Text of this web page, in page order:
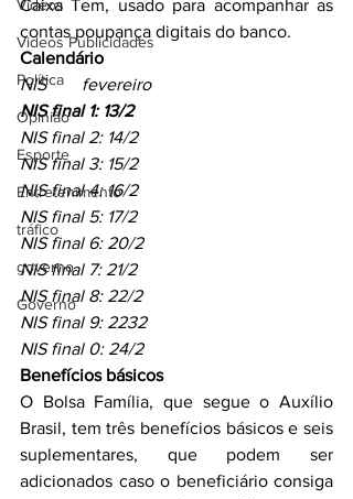
Videos
Videos Publicidades
Política
Opinião
Esporte
Entretenimento
tráfico
governo
Governo
Caixa Tem, usado para acompanhar as
contas poupança digitais do banco.
Calendário
NIS        fevereiro
NIS final 1: 13/2
NIS final 2: 14/2
NIS final 3: 15/2
NIS final 4: 16/2
NIS final 5: 17/2
NIS final 6: 20/2
NIS final 7: 21/2
NIS final 8: 22/2
NIS final 9: 2232
NIS final 0: 24/2
Benefícios básicos
O Bolsa Família, que segue o Auxílio
Brasil, tem três benefícios básicos e seis
suplementares, que podem ser
adicionados caso o beneficiário consiga